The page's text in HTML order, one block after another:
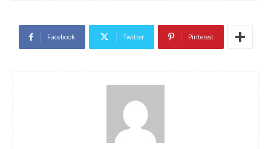
Facebook Twitter Pinterest